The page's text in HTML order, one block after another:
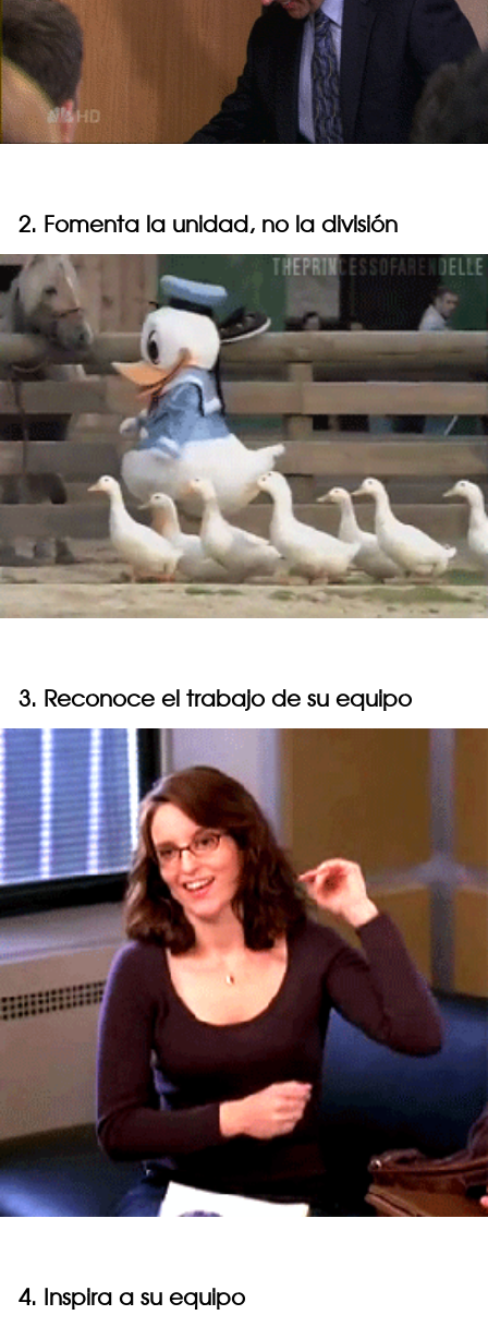
2. Fomenta la unidad, no la división
3. Reconoce el trabajo de su equipo
4. Inspira a su equipo